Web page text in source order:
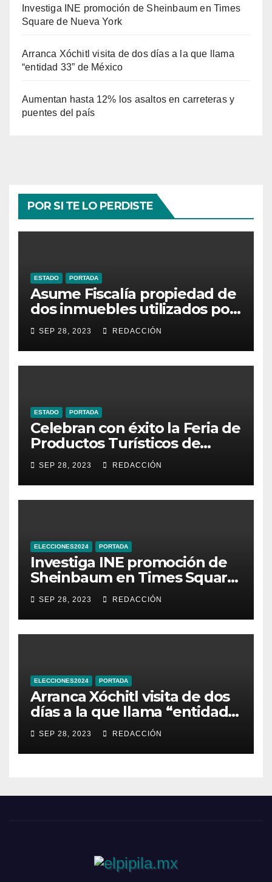
Investiga INE promoción de Sheinbaum en Times
Square de Nueva York
Arranca Xóchitl visita de dos días a la que llama
“entidad 33” de México
Aumentan hasta 12% los asaltos en carreteras y
puentes del país
POR SI TE LO PERDISTE
ESTADO PORTADA
Asume Fiscalía propiedad de
dos inmuebles utilizados por
la delincuencia
SEP 28, 2023 REDACCIÓN
ESTADO PORTADA
Celebran con éxito la Feria de
Productos Turísticos de
Guanajuato
SEP 28, 2023 REDACCIÓN
ELECCIONES2024 PORTADA
Investiga INE promoción de
Sheinbaum en Times Square
de Nueva York
SEP 28, 2023 REDACCIÓN
ELECCIONES2024 PORTADA
Arranca Xóchitl visita de dos
días a la que llama “entidad
33” de México
SEP 28, 2023 REDACCIÓN